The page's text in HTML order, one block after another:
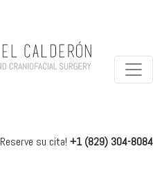
Reserve su cita! +1 (829) 304-8084